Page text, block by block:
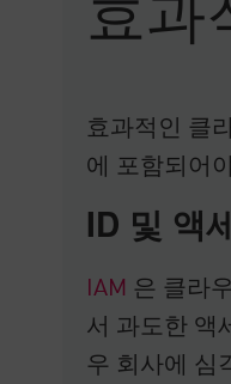
효과적인 클
에 포함되어
ID 및 액
IAM 은 클라
서 과도한 액
우 회사에 심